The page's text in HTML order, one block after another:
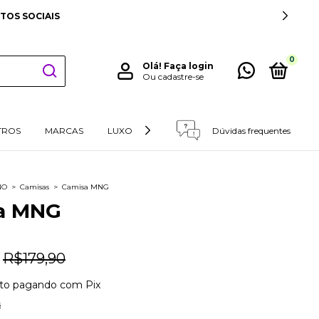
Olá! Faça login
Ou cadastre-se
0
MARCAS LUXO RETIRADAS E DEVOLUÇÕES
Dúvidas frequentes
> Camisas > Camisa MNG
MNG
R$179,90
pagando com Pix